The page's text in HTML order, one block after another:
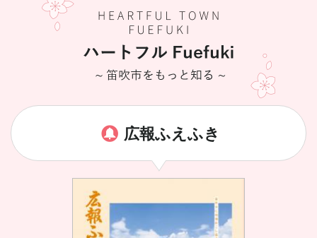
広報ふえふき